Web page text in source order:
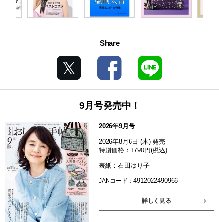
Share
9月号発売中！
2026年9月号
2026年8月6日 (木) 発売
特別価格：1790円(税込)
表紙：石田ゆり子
JANコード： 4912022490966
詳しく見る